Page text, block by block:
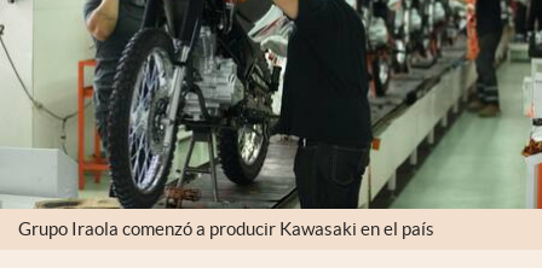
Grupo Iraola comenzó a producir Kawasaki en el país